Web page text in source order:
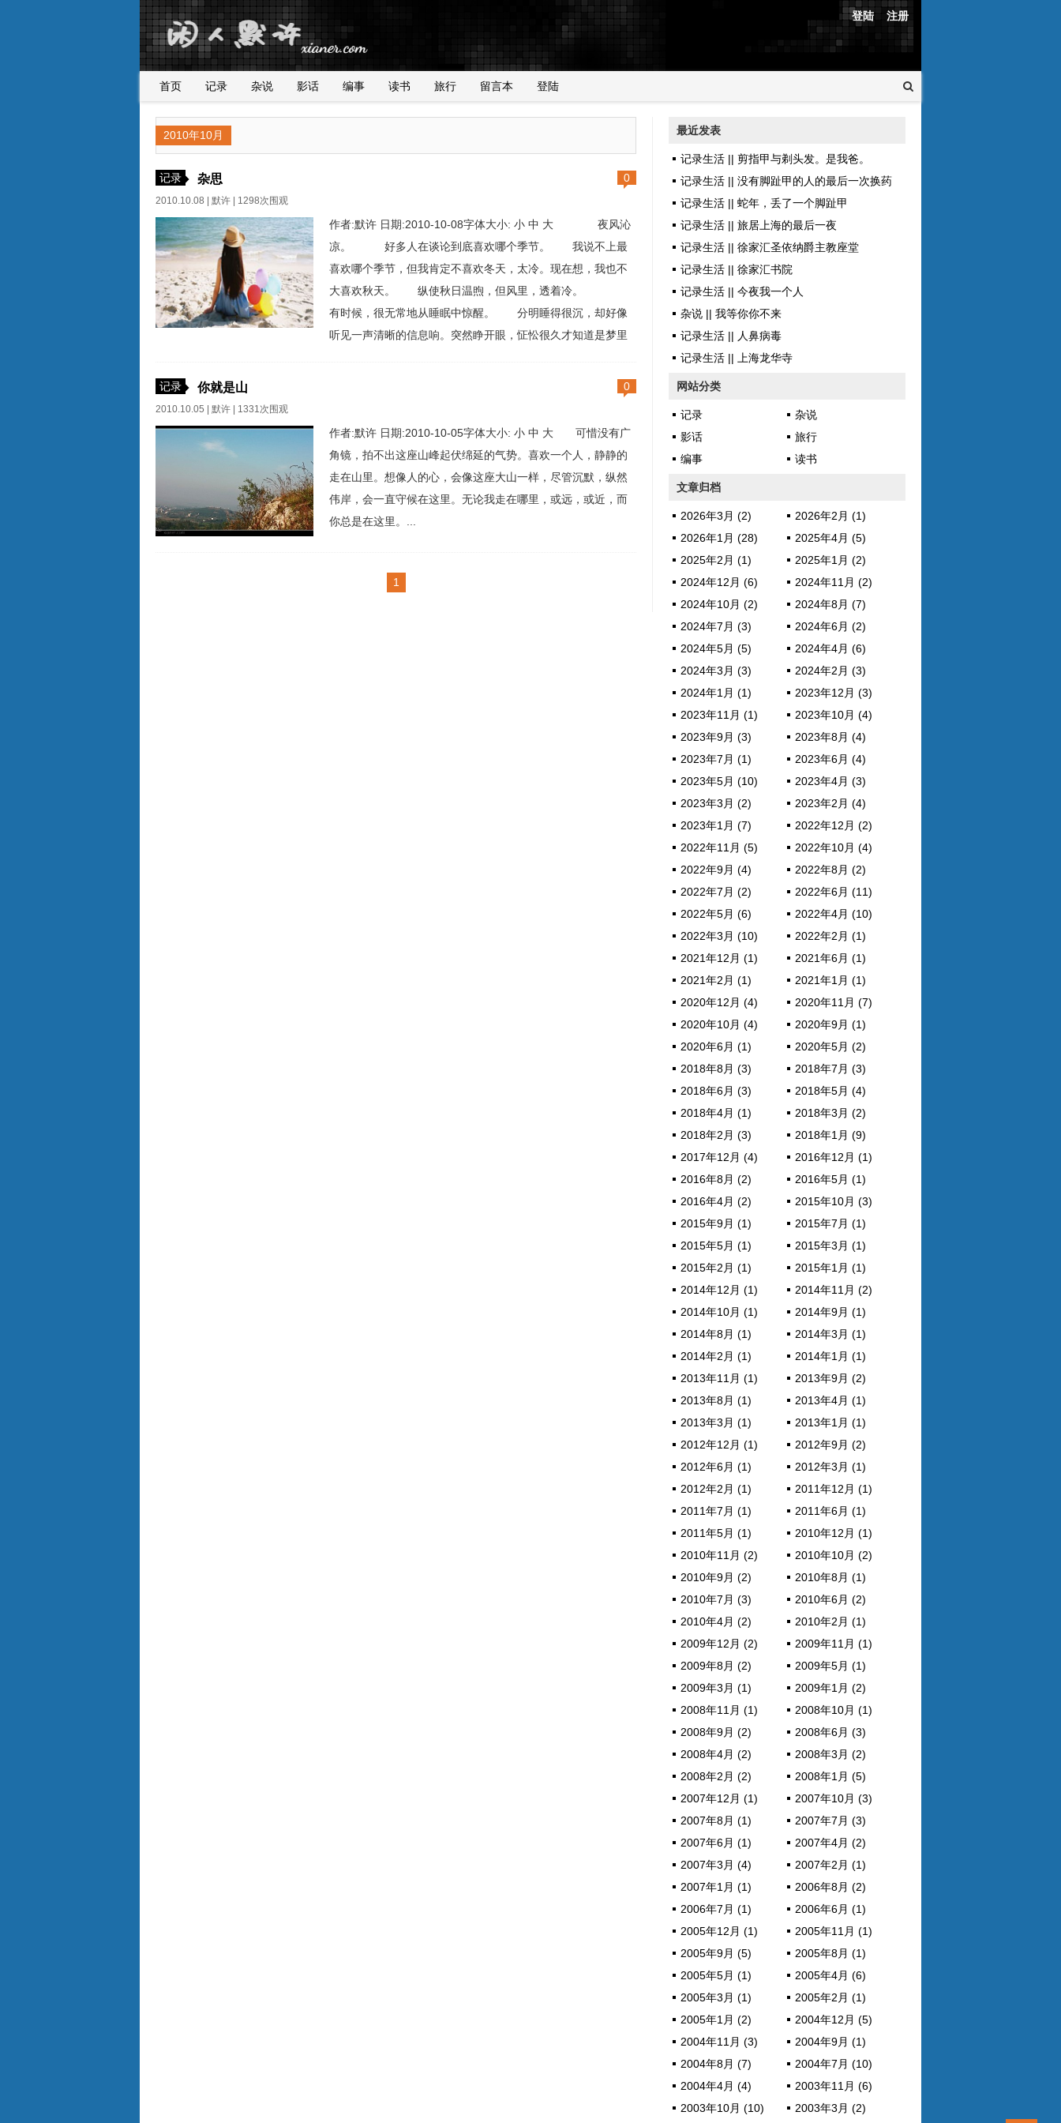
登陆 注册
首页 记录 杂说 影话 编事 读书 旅行 留言本 登陆
2010年10月
记录 0
杂思
2010.10.08 | 默许 | 1298次围观
作者:默许 日期:2010-10-08字体大小: 小 中 大 夜风沁
凉。 好多人在谈论到底喜欢哪个季节。 我说不上最
喜欢哪个季节，但我肯定不喜欢冬天，太冷。现在想，我也不
大喜欢秋天。 纵使秋日温煦，但风里，透着冷。
有时候，很无常地从睡眠中惊醒。 分明睡得很沉，却好像
听见一声清晰的信息响。突然睁开眼，怔忪很久才知道是梦里
记录 0
你就是山
2010.10.05 | 默许 | 1331次围观
作者:默许 日期:2010-10-05字体大小: 小 中 大 可惜没有广
角镜，拍不出这座山峰起伏绵延的气势。喜欢一个人，静静的
走在山里。想像人的心，会像这座大山一样，尽管沉默，纵然
伟岸，会一直守候在这里。无论我走在哪里，或远，或近，而
你总是在这里。...
1
最近发表
记录生活 || 剪指甲与剃头发。是我爸。
记录生活 || 没有脚趾甲的人的最后一次换药
记录生活 || 蛇年，丢了一个脚趾甲
记录生活 || 旅居上海的最后一夜
记录生活 || 徐家汇圣依纳爵主教座堂
记录生活 || 徐家汇书院
记录生活 || 今夜我一个人
杂说 || 我等你你不来
记录生活 || 人鼻病毒
记录生活 || 上海龙华寺
网站分类
记录
杂说
影话
旅行
编事
读书
文章归档
2026年3月 (2)
2026年2月 (1)
2026年1月 (28)
2025年4月 (5)
2025年2月 (1)
2025年1月 (2)
2024年12月 (6)
2024年11月 (2)
2024年10月 (2)
2024年8月 (7)
2024年7月 (3)
2024年6月 (2)
2024年5月 (5)
2024年4月 (6)
2024年3月 (3)
2024年2月 (3)
2024年1月 (1)
2023年12月 (3)
2023年11月 (1)
2023年10月 (4)
2023年9月 (3)
2023年8月 (4)
2023年7月 (1)
2023年6月 (4)
2023年5月 (10)
2023年4月 (3)
2023年3月 (2)
2023年2月 (4)
2023年1月 (7)
2022年12月 (2)
2022年11月 (5)
2022年10月 (4)
2022年9月 (4)
2022年8月 (2)
2022年7月 (2)
2022年6月 (11)
2022年5月 (6)
2022年4月 (10)
2022年3月 (10)
2022年2月 (1)
2021年12月 (1)
2021年6月 (1)
2021年2月 (1)
2021年1月 (1)
2020年12月 (4)
2020年11月 (7)
2020年10月 (4)
2020年9月 (1)
2020年6月 (1)
2020年5月 (2)
2018年8月 (3)
2018年7月 (3)
2018年6月 (3)
2018年5月 (4)
2018年4月 (1)
2018年3月 (2)
2018年2月 (3)
2018年1月 (9)
2017年12月 (4)
2016年12月 (1)
2016年8月 (2)
2016年5月 (1)
2016年4月 (2)
2015年10月 (3)
2015年9月 (1)
2015年7月 (1)
2015年5月 (1)
2015年3月 (1)
2015年2月 (1)
2015年1月 (1)
2014年12月 (1)
2014年11月 (2)
2014年10月 (1)
2014年9月 (1)
2014年8月 (1)
2014年3月 (1)
2014年2月 (1)
2014年1月 (1)
2013年11月 (1)
2013年9月 (2)
2013年8月 (1)
2013年4月 (1)
2013年3月 (1)
2013年1月 (1)
2012年12月 (1)
2012年9月 (2)
2012年6月 (1)
2012年3月 (1)
2012年2月 (1)
2011年12月 (1)
2011年7月 (1)
2011年6月 (1)
2011年5月 (1)
2010年12月 (1)
2010年11月 (2)
2010年10月 (2)
2010年9月 (2)
2010年8月 (1)
2010年7月 (3)
2010年6月 (2)
2010年4月 (2)
2010年2月 (1)
2009年12月 (2)
2009年11月 (1)
2009年8月 (2)
2009年5月 (1)
2009年3月 (1)
2009年1月 (2)
2008年11月 (1)
2008年10月 (1)
2008年9月 (2)
2008年6月 (3)
2008年4月 (2)
2008年3月 (2)
2008年2月 (2)
2008年1月 (5)
2007年12月 (1)
2007年10月 (3)
2007年8月 (1)
2007年7月 (3)
2007年6月 (1)
2007年4月 (2)
2007年3月 (4)
2007年2月 (1)
2007年1月 (1)
2006年8月 (2)
2006年7月 (1)
2006年6月 (1)
2005年12月 (1)
2005年11月 (1)
2005年9月 (5)
2005年8月 (1)
2005年5月 (1)
2005年4月 (6)
2005年3月 (1)
2005年2月 (1)
2005年1月 (2)
2004年12月 (5)
2004年11月 (3)
2004年9月 (1)
2004年8月 (7)
2004年7月 (10)
2004年4月 (4)
2003年11月 (6)
2003年10月 (10)
2003年3月 (2)